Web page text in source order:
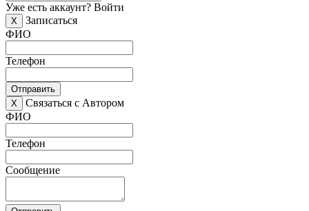
Уже есть аккаунт? Войти
X
Записаться
ФИО
Телефон
Отправить
X
Связаться с Автором
ФИО
Телефон
Сообщение